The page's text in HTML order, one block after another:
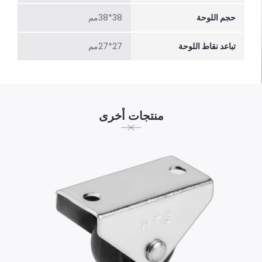
حجم اللوحة 38*38مم
تباعد نقاط اللوحة 27*27مم
منتجات أخرى